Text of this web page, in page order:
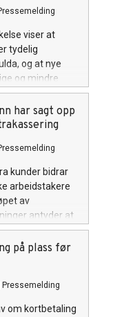
viser at
tydelig
og at nye
og mindre
er det
et
har sagt opp
kunder bidrar
arbeidstakere
av
antyder at
er direkte eller
nesten 300 000
på plass før
Pressemelding
om kortbetaling